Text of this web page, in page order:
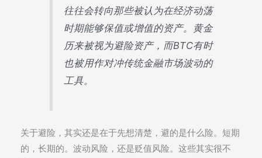
往往会转向那些被认为在经济动荡
时期能够保值或增值的资产。黄金
历来被视为避险资产，而BTC有时
也被用作对冲传统金融市场波动的
工具。
关于避险，其实还是在于先想清楚，避的是什么险。短期
的，长期的。波动风险，还是贬值风险。这些其实很不